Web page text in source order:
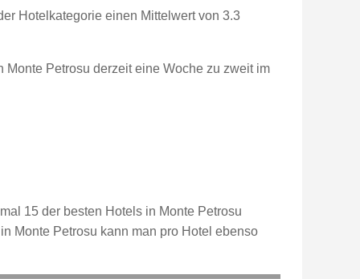
Hotelkategorie einen Mittelwert von 3.3
Petrosu derzeit eine Woche zu zweit im
15 der besten Hotels in Monte Petrosu
Monte Petrosu kann man pro Hotel ebenso